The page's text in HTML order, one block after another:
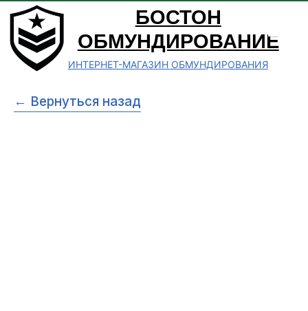
БОСТОН
ОБМУНДИРОВАНИЕ
ИНТЕРНЕТ-МАГАЗИН ОБМУНДИРОВАНИЯ
← Вернуться назад